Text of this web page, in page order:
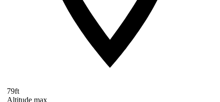
79ft
Altitude max